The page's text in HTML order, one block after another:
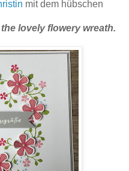
mit dem hübschen
lovely flowery wreath.